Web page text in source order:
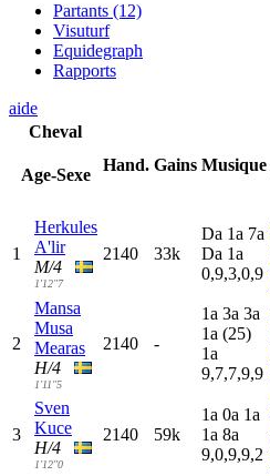
Partants (12)
Visuturf
Equidegraph
Rapports
aide
Cheval
Age-Sexe
Hand. Gains Musique
1
Herkules
A'lir
M/4
1'12"7
2140 33k
Da 1a 7a
Da 1a
0,9,3,0,9
2
Mansa
Musa
Mearas
H/4
1'11"5
2140 -
1a 3a 3a
1a (25)
1a
9,7,7,9,9
3
Sven
Kuce
H/4
1'12"0
2140 59k
1a 0a 1a
1a 8a
9,0,9,9,2